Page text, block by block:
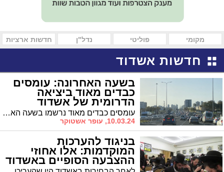
מקומי פוליטי נדל"ן חדשות ארציות
חדשות אשדוד
בשעה האחרונה: עומסים
כבדים מאוד ביציאה
הדרומית של אשדוד
עומסים כבדים מאוד נרשמו בשעה האחרונה ביציאה הדרומית של אשדוד ועל כביש 4 לכיוון אשקלון - בעקבות תאונת דרכים בסמוך לצומת אמונים
10.03.24, עופר אשטוקר
בניגוד להערכות
המוקדמות: אלו אחוזי
ההצבעה הסופיים באשדוד